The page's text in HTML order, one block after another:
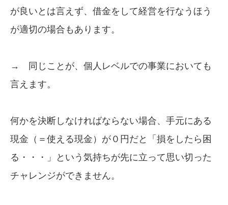
が良いとは言えず、借金をして経営を行なうほう
が適切の場合もあります。
→ 同じことが、個人レベルでの事業においても
言えます。
何かを決断しなければならない場合、手元にある
現金（＝使える現金）が０円だと「損をしたら困
る・・・」という気持ちが先に立って思い切った
チャレンジができません。